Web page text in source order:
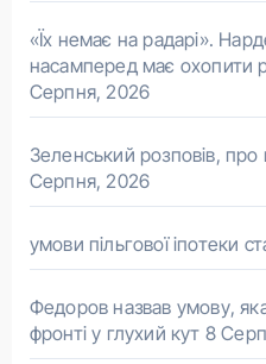
«Їх немає на радарі».
насамперед має охопити
Серпня, 2026
Зеленський розповів,
Серпня, 2026
умови пільгової іпотеки
Федоров назвав умову,
фронті у глухий кут 8